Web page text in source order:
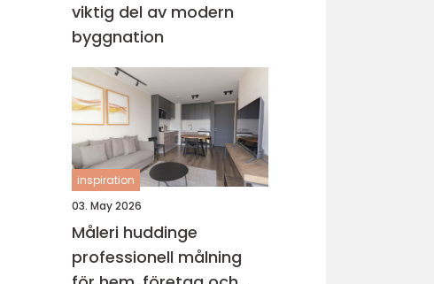
viktig del av modern
byggnation
inspiration
03. May 2026
Måleri huddinge
professionell målning